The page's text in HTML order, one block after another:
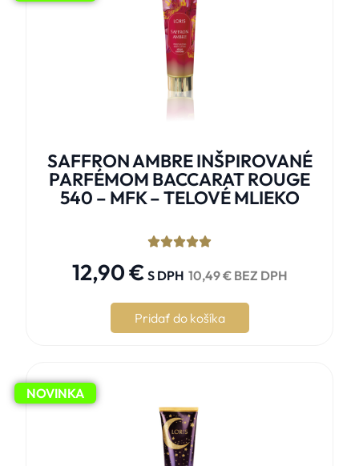
SAFFRON AMBRE INŠPIROVANÉ
PARFÉMOM BACCARAT ROUGE
540 – MFK – TELOVÉ MLIEKO

12,90€ S DPH 10,49€BEZ DPH
Pridať do košíka
NOVINKA